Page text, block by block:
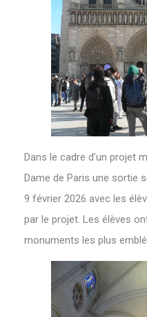
Dans le cadre d’un projet
Dame de Paris une sortie
9 février 2026 avec les
par le projet. Les élèves
monuments les plus